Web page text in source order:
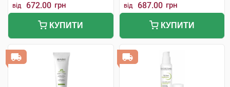
від 672.00 грн
КУПИТИ
від 687.00 грн
КУПИТИ